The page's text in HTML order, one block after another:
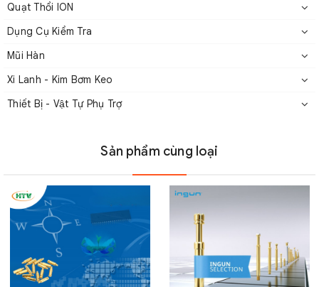
Quạt Thổi ION
Dụng Cụ Kiểm Tra
Mũi Hàn
Xi Lanh - Kim Bơm Keo
Thiết Bị - Vật Tự Phụ Trợ
Sản phẩm cùng loại